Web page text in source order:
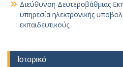
Διεύθυνση Δευτεροβάθμιας
υπηρεσία ηλεκτρονικής
εκπαιδευτικούς
Ιστορικό